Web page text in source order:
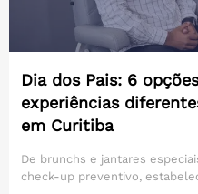
Dia dos Pais: 6
experiências
em Curitiba
De brunchs e jantares
check-up preventivo,